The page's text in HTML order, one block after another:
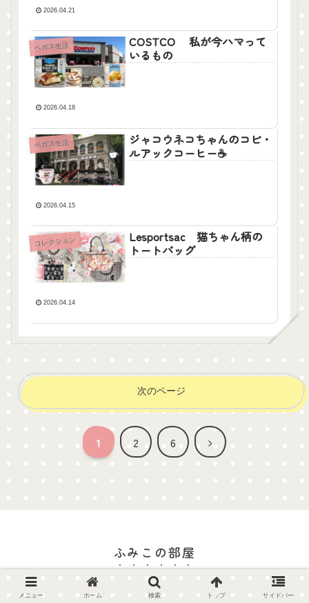
2026.04.21
ベガス生活
COSTCO 私が今ハマって
いるもの
2026.04.18
ベガス生活
ジャコウネコちゃんのコピ・
ルアックコーヒー☕
2026.04.15
コレクション
Lesportsac 猫ちゃん柄の
トートバッグ
2026.04.14
次のページ
1 2 6
次
ふみこの部屋
© 2022-2026 ふみこの部屋.
メニュー ホーム 検索 トップ サイドバー